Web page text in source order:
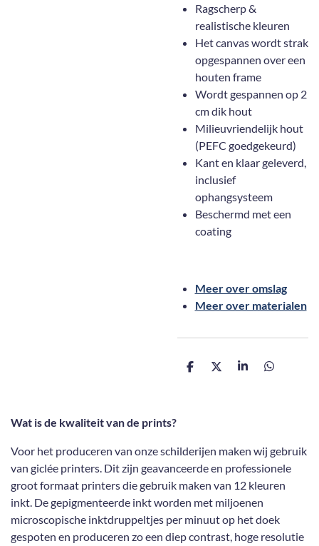
Ragscherp &
realistische kleuren
Het canvas wordt strak
opgespannen over een
houten frame
Wordt gespannen op 2
cm dik hout
Milieuvriendelijk hout
(PEFC goedgekeurd)
Kant en klaar geleverd,
inclusief
ophangsysteem
Beschermd met een
coating
Meer over omslag
Meer over materialen
D
D
S
D
Wat is de kwaliteit van de prints?
Voor het produceren van onze schilderijen maken wij gebruik
van giclée printers. Dit zijn geavanceerde en professionele
groot formaat printers die gebruik maken van 12 kleuren
inkt. De gepigmenteerde inkt worden met miljoenen
microscopische inktdruppeltjes per minuut op het doek
gespoten en produceren zo een diep contrast, hoge resolutie